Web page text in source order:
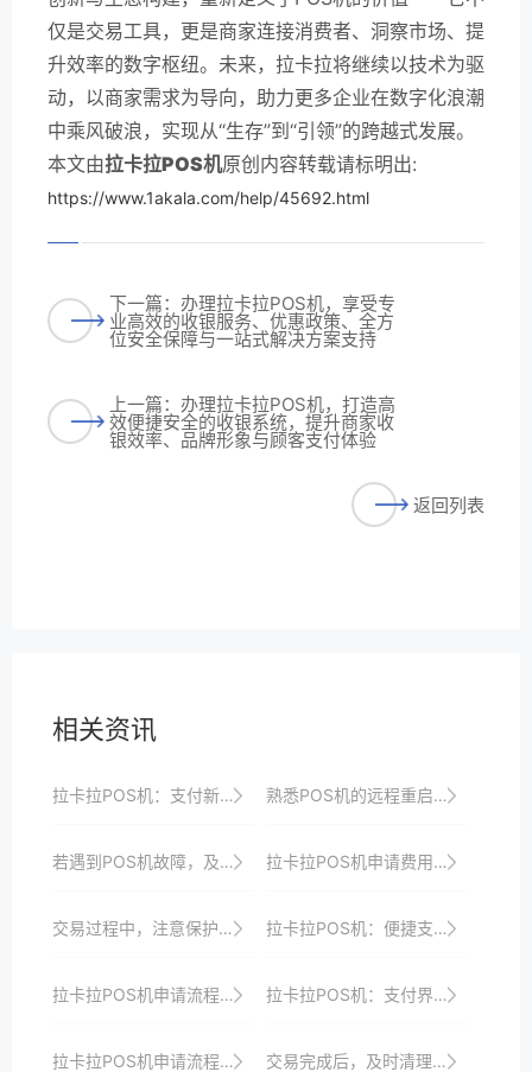
仅是交易工具，更是商家连接消费者、洞察市场、提
升效率的数字枢纽。未来，拉卡拉将继续以技术为驱
动，以商家需求为导向，助力更多企业在数字化浪潮
中乘风破浪，实现从“生存”到“引领”的跨越式发展。
本文由拉卡拉POS机原创内容转载请标明出:
https://www.1akala.com/help/45692.html
下一篇：办理拉卡拉POS机，享受专
业高效的收银服务、优惠政策、全方
位安全保障与一站式解决方案支持
上一篇：办理拉卡拉POS机，打造高
效便捷安全的收银系统，提升商家收
银效率、品牌形象与顾客支付体验
返回列表
相关资讯
拉卡拉POS机：支付新体验，轻松享受 熟悉POS机的远程重启功能，以便快速恢复设备。
若遇到POS机故障，及时联系客服寻求帮助。 拉卡拉POS机申请费用及优惠政策全攻略
交易过程中，注意保护客户隐私，避免信息泄露。 拉卡拉POS机：便捷支付，提升消费体验
拉卡拉POS机申请流程揭秘：紧跟支付技术创新步伐，抢占市场先机 拉卡拉POS机：支付界的“智能管家”
拉卡拉POS机申请流程：线上与线下对比分析 交易完成后，及时清理POS机上的临时文件。